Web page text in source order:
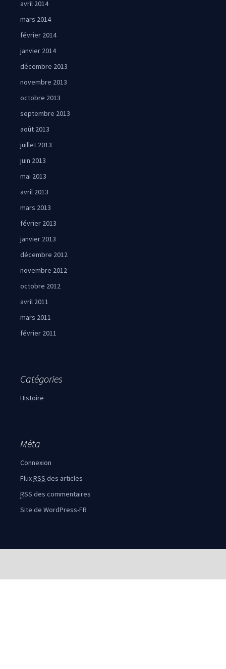
avril 2014
mars 2014
février 2014
janvier 2014
décembre 2013
novembre 2013
octobre 2013
septembre 2013
août 2013
juillet 2013
juin 2013
mai 2013
avril 2013
mars 2013
février 2013
janvier 2013
décembre 2012
novembre 2012
octobre 2012
avril 2011
mars 2011
février 2011
Catégories
Histoire
Méta
Connexion
FluxRSS des articles
RSS des commentaires
Site de WordPress-FR